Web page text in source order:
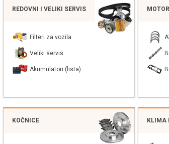
REDOVNI I VELIKI SERVIS
Filteri za vozila
Veliki servis
Akumulatori (lista)
MOTOR
KOČNICE KLIMA